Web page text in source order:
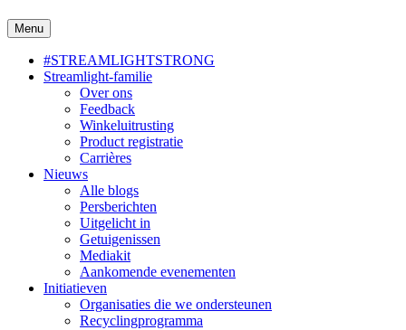
Menu
#STREAMLIGHTSTRONG
Streamlight-familie
Over ons
Feedback
Winkeluitrusting
Product registratie
Carrières
Nieuws
Alle blogs
Persberichten
Uitgelicht in
Getuigenissen
Mediakit
Aankomende evenementen
Initiatieven
Organisaties die we ondersteunen
Recyclingprogramma